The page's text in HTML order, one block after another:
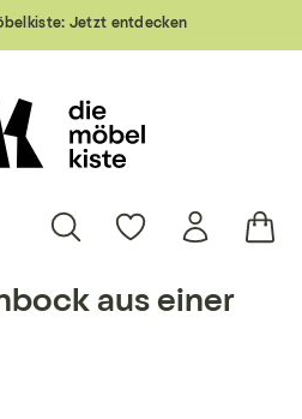
Jetzt entdecken
aus einer